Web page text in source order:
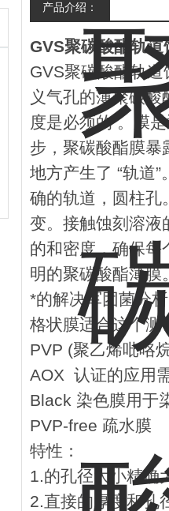
产品介绍：
GVS聚碳酸酯轨
GVS聚碳酸酯轨
义气孔的薄聚碳
度是必须的 。膜
步，聚碳酸酯膜暴
地方产生了 “轨道
确的轨道，圆柱孔
变。接触蚀刻溶液
的和密度，确保每
明的聚碳酸酯薄膜
*的解决军团菌分
格状膜适合这个测
PVP (聚乙烯吡咯
AOX 认证的应用
Black 染色膜用于
PVP-free 疏水膜
特性：
1.的孔径大小精确
2.直接的厚度和孔